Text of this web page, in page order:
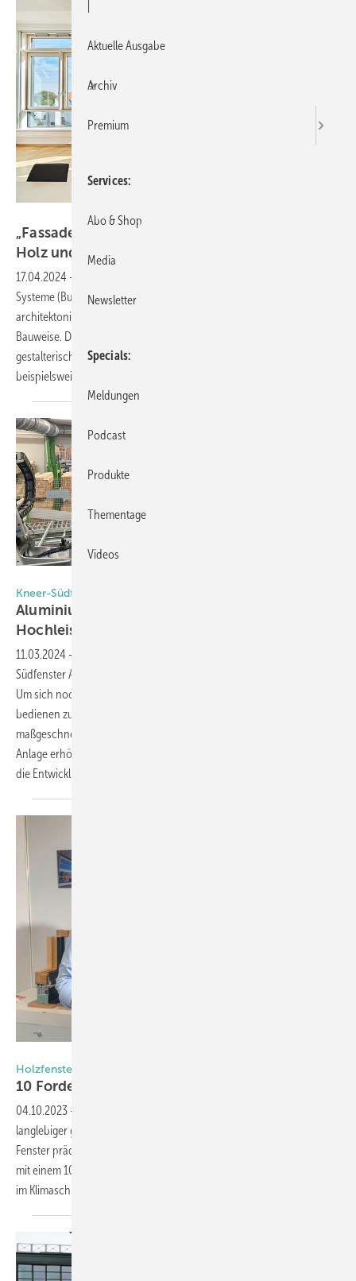
„Fassade 50“ von Bug: Perfekte Symbiose aus
Holz und
Aluminium
17.04.2024 -
Systeme (Bug) bietet einen umfangreichen Spielraum für die
architektonische Gestaltung von Gebäudehüllen in Holz-Aluminium-
Bauweise. Die „Fassade 50“ beinhaltet diverse funktionale und
gestalterische Extras für den gehobenen Wohn- und Objektbau – wie
beispielsweise ein patentiertes
Kneer-Südfenster
Aluminium-Holz-Fenster mit neuer
Hochleistungs-CNC-Anlage
11.03.2024 -
Südfenster Aluminium-Holz-Fenster und -Türen in Premium-Qualität.
Um sich noch besser in der Fertigung aufzustellen und Kunden schnell
bedienen zu können, investierte der Fensterspezialist in ein
maßgeschneidertes Bearbeitungszentrum von Working Process. Die
Anlage erhöht die Flexibilität, bietet Kapazitätsreserven und unterstützt
die Entwicklung neuer
Holzfensterhersteller
10 Forderungen an die
04.10.2023 -
langlebiger gebaut werden. Dafür sind Holz- und Holz-Aluminium-
Fenster prädestiniert. Der Bundesverband ProHolzfenster fordert jetzt
mit einem 10-Punkte-Programm, die Potenziale des Holzfensterbaus
im Klimaschutz auch tatsächlich zu
Aktuelle Ausgabe
Archiv
Premium
Services
Abo & Shop
Media
Newsletter
Specials
Meldungen
Podcast
Produkte
Thementage
Videos